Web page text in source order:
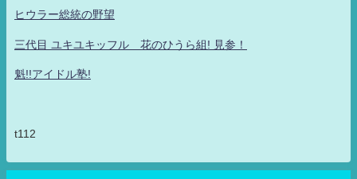
ヒウラー総統の野望
三代目 ユキユキッフル 花のひうら組! 見参！
魁!!アイドル塾!
t112